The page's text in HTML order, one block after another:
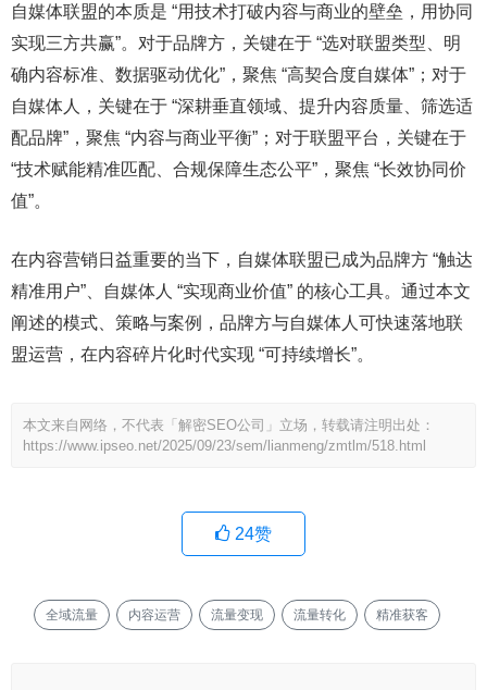
自媒体联盟的本质是 “用技术打破内容与商业的壁垒，用协同
实现三方共赢”。对于品牌方，关键在于 “选对联盟类型、明
确内容标准、数据驱动优化”，聚焦 “高契合度自媒体”；对于
自媒体人，关键在于 “深耕垂直领域、提升内容质量、筛选适
配品牌”，聚焦 “内容与商业平衡”；对于联盟平台，关键在于
“技术赋能精准匹配、合规保障生态公平”，聚焦 “长效协同价
值”。
在内容营销日益重要的当下，自媒体联盟已成为品牌方 “触达
精准用户”、自媒体人 “实现商业价值” 的核心工具。通过本文
阐述的模式、策略与案例，品牌方与自媒体人可快速落地联
盟运营，在内容碎片化时代实现 “可持续增长”。
本文来自网络，不代表「解密SEO公司」立场，转载请注明出处：
https://www.ipseo.net/2025/09/23/sem/lianmeng/zmtlm/518.html
24赞
全域流量 内容运营 流量变现 流量转化 精准获客